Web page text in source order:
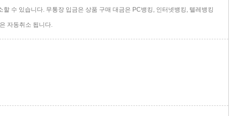
수 있습니다. 무통장 입금은 상품 구매 대금은 PC뱅킹, 인터넷뱅킹, 텔레뱅킹
자동취소 됩니다.